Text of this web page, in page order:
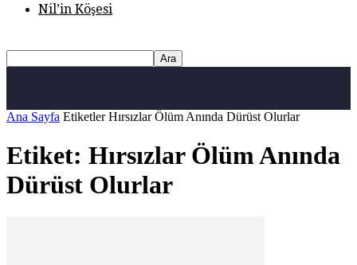
Nil’in Köşesi
Ana Sayfa Etiketler Hırsızlar Ölüm Anında Dürüst Olurlar
Etiket: Hırsızlar Ölüm Anında
Dürüst Olurlar